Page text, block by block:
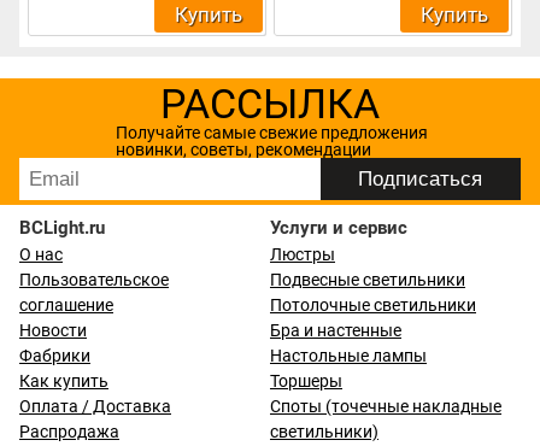
Купить Купить
РАССЫЛКА
Получайте самые свежие предложения
новинки, советы, рекомендации
BCLight.ru
О нас
Пользовательское
соглашение
Новости
Фабрики
Как купить
Оплата / Доставка
Распродажа
Услуги и сервис
Люстры
Подвесные светильники
Потолочные светильники
Бра и настенные
Настольные лампы
Торшеры
Споты (точечные накладные
светильники)